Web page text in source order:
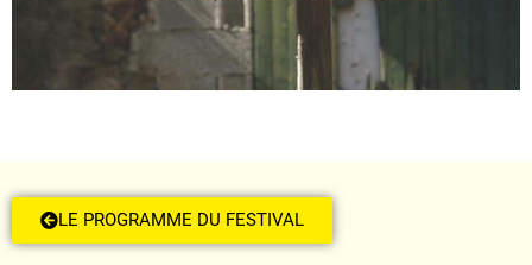
LE PROGRAMME DU FESTIVAL